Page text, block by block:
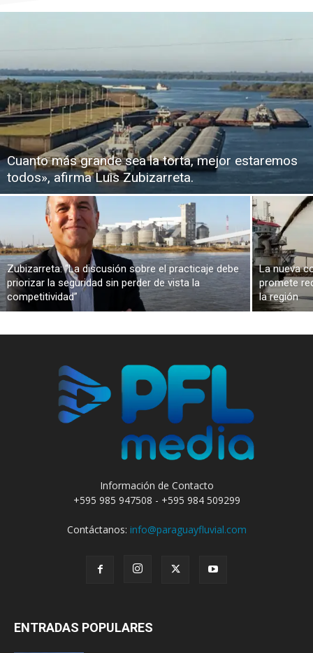
Cuanto más grande sea la torta, mejor estaremos
todos», afirma Luis Zubizarreta.
Zubizarreta: “La discusión sobre el practicaje debe
priorizar la seguridad sin perder de vista la
competitividad”
La nueva
promete
la región
Información de Contacto
+595 985 947508 - +595 984 509299
Contáctanos: info@paraguayfluvial.com
ENTRADAS POPULARES